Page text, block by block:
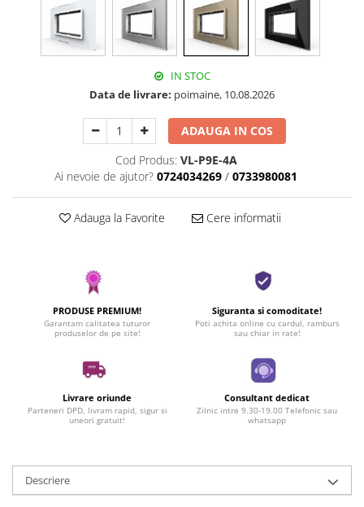
IN STOC
Data de livrare: poimaine, 10.08.2026
ADAUGA IN COS
Cod Produs: VL-P9E-4A
Ai nevoie de ajutor? 0724034269 / 0733980081
Adauga la Favorite Cere informatii
PRODUSE PREMIUM!
Garantam calitatea tuturor
produselor de pe site!
Siguranta si comoditate!
Poti achita online cu cardul, ramburs
sau chiar in rate!
Livrare oriunde
Parteneri DPD, livram rapid, sigur si
uneori gratuit!
Consultant dedicat
Zilnic intre 9.30-19.00 Telefonic sau
whatsapp
Descriere